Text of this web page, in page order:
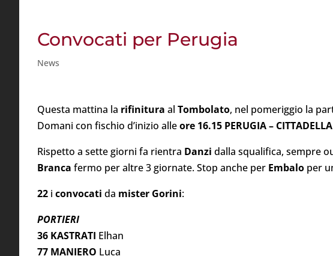
Convocati per Perugia
News
Questa mattina la rifinitura al Tombolato, nel pomeriggio la
Domani con fischio d’inizio alleore 16.15 PERUGIA – CITTADELLA
Rispetto a sette giorni fa rientra Danzi dalla squalifica, sempre
Branca fermo per altre 3 giornate. Stop anche per Embalo per
22 i convocati da mister Gorini:
PORTIERI
36 KASTRATI Elhan
77 MANIERO Luca